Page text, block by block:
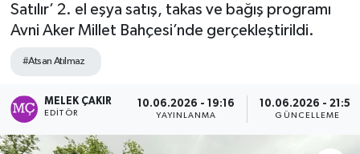
Satılır’ 2. el eşya satış, takas ve bağış programı
Avni Aker Millet Bahçesi’nde gerçekleştirildi.
#Atsan Atılmaz
MELEK ÇAKIR
EDITÖR
10.06.2026 - 19:16
YAYINLANMA
10.06.2026 - 21:51
GÜNCELLEME
Haber Arşivi